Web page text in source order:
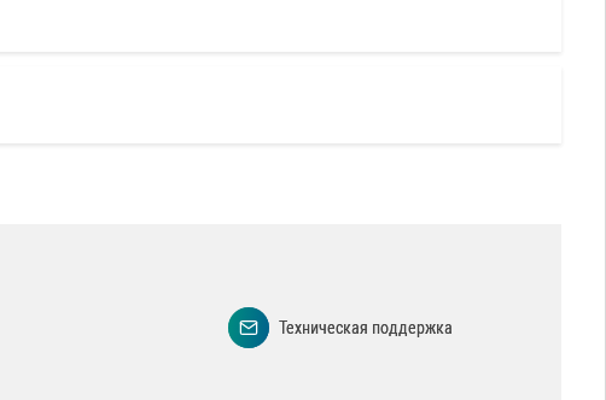
Техническая поддержка